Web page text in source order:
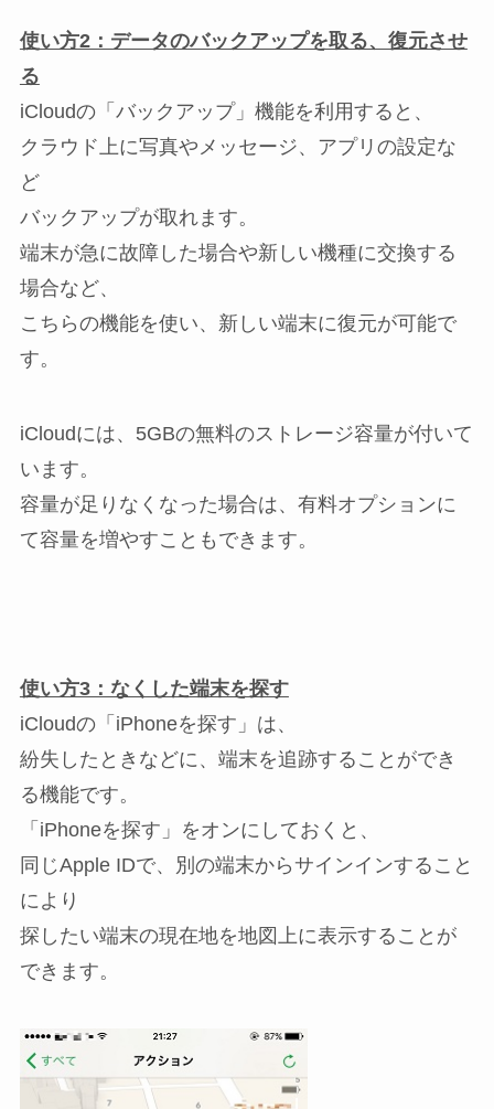
使い方2：データのバックアップを取る、復元させ
る
iCloudの「バックアップ」機能を利用すると、
クラウド上に写真やメッセージ、アプリの設定な
ど
バックアップが取れます。
端末が急に故障した場合や新しい機種に交換する
場合など、
こちらの機能を使い、新しい端末に復元が可能で
す。
iCloudには、5GBの無料のストレージ容量が付いて
います。
容量が足りなくなった場合は、有料オプションに
て容量を増やすこともできます。
使い方3：なくした端末を探す
iCloudの「iPhoneを探す」は、
紛失したときなどに、端末を追跡することができ
る機能です。
「iPhoneを探す」をオンにしておくと、
同じApple IDで、別の端末からサインインすること
により
探したい端末の現在地を地図上に表示することが
できます。